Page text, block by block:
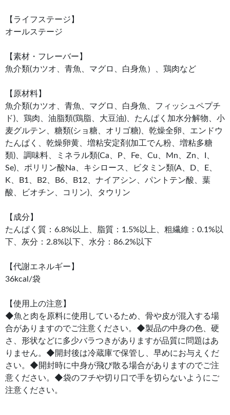
【ライフステージ】
オールステージ
【素材・フレーバー】
魚介類(カツオ、青魚、マグロ、白身魚）、鶏肉など
【原材料】
魚介類(カツオ、青魚、マグロ、白身魚、フィッシュペプチ
ド)、鶏肉、油脂類(鶏脂、大豆油)、たんぱく加水分解物、小
麦グルテン、糖類(ショ糖、オリゴ糖)、乾燥全卵、エンドウ
たんぱく、乾燥卵黄、増粘安定剤(加工でん粉、増粘多糖
類)、調味料、ミネラル類(Ca、P、Fe、Cu、Mn、Zn、I、
Se)、ポリリン酸Na、キシロース、ビタミン類(A、D、E、
K、B1、B2、B6、B12、ナイアシン、パントテン酸、葉
酸、ビオチン、コリン)、タウリン
【成分】
たんぱく質：6.8%以上、脂質：1.5%以上、粗繊維：0.1%以
下、灰分：2.8%以下、水分：86.2%以下
【代謝エネルギー】
36kcal/袋
【使用上の注意】
◆魚と肉を原料に使用しているため、骨や皮が混入する場
合がありますのでご注意ください。◆製品の中身の色、硬
さ、形状などに多少バラつきがありますが品質に問題はあ
りません。◆開封後は冷蔵庫で保管し、早めにお与えくだ
さい。◆開封時に中身が飛び散る場合がありますのでご注
意ください。◆袋のフチや切り口で手を切らないようにご
注意ください。